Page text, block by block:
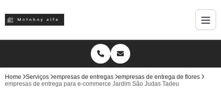
Home Serviços empresas de entregas
empresas de entrega de flores
empresas de entrega para e-commerce Jardim São Judas Tadeu